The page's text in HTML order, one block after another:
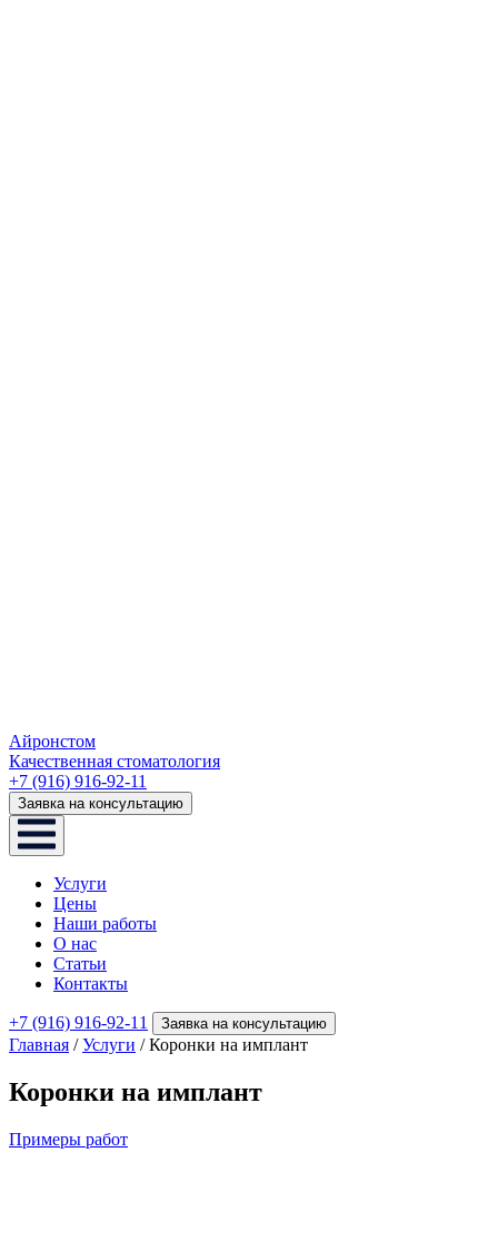
Айронстом
Качественная стоматология
+7 (916) 916-92-11
Заявка на консультацию
Услуги
Цены
Наши работы
О нас
Статьи
Контакты
+7 (916) 916-92-11 Заявка на консультацию
Главная /Услуги /Коронки на имплант
Коронки на имплант
Примеры работ